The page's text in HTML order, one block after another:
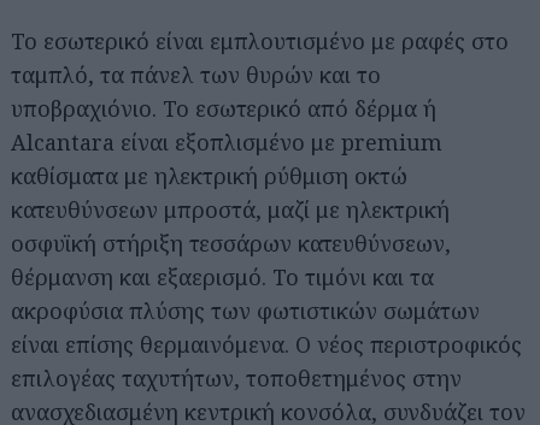
Το εσωτερικό είναι εμπλουτισμένο με ραφές στο
ταμπλό, τα πάνελ των θυρών και το
υποβραχιόνιο. Το εσωτερικό από δέρμα ή
Alcantara είναι εξοπλισμένο με premium
καθίσματα με ηλεκτρική ρύθμιση οκτώ
κατευθύνσεων μπροστά, μαζί με ηλεκτρική
οσφυϊκή στήριξη τεσσάρων κατευθύνσεων,
θέρμανση και εξαερισμό. Το τιμόνι και τα
ακροφύσια πλύσης των φωτιστικών σωμάτων
είναι επίσης θερμαινόμενα. Ο νέος περιστροφικός
επιλογέας ταχυτήτων, τοποθετημένος στην
ανασχεδιασμένη κεντρική κονσόλα, συνδυάζει τον